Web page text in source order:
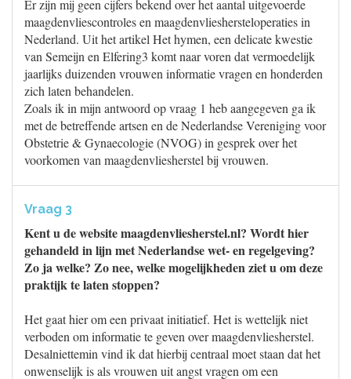
Er zijn mij geen cijfers bekend over het aantal uitgevoerde
maagdenvliescontroles en maagdenvlieshersteloperaties in
Nederland. Uit het artikel Het hymen, een delicate kwestie
van Semeijn en Elfering3 komt naar voren dat vermoedelijk
jaarlijks duizenden vrouwen informatie vragen en honderden
zich laten behandelen.
Zoals ik in mijn antwoord op vraag 1 heb aangegeven ga ik
met de betreffende artsen en de Nederlandse Vereniging voor
Obstetrie & Gynaecologie (NVOG) in gesprek over het
voorkomen van maagdenvliesherstel bij vrouwen.
Vraag 3
Kent u de website maagdenvliesherstel.nl? Wordt hier
gehandeld in lijn met Nederlandse wet- en regelgeving?
Zo ja welke? Zo nee, welke mogelijkheden ziet u om deze
praktijk te laten stoppen?
Het gaat hier om een privaat initiatief. Het is wettelijk niet
verboden om informatie te geven over maagdenvliesherstel.
Desalniettemin vind ik dat hierbij centraal moet staan dat het
onwenselijk is als vrouwen uit angst vragen om een